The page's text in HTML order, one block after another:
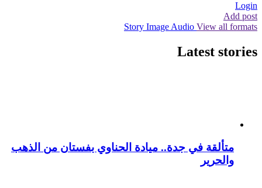
Login
Add post
Story Image Audio View all formats
Latest stories
متألقة في جدة.. ميادة الحناوي بفستان من الذهب
والحرير